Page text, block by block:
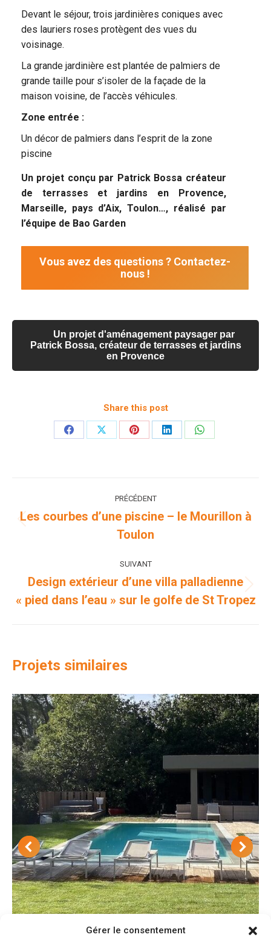
Gérer le consentement
Devant le séjour, trois jardinières coniques avec
des lauriers roses protègent des vues du
voisinage.
La grande jardinière est plantée de palmiers de
grande taille pour s’isoler de la façade de la
maison voisine, de l’accès véhicules.
Zone entrée :
Un décor de palmiers dans l’esprit de la zone
piscine
Un projet conçu par Patrick Bossa créateur
de terrasses et jardins en Provence,
Marseille, pays d’Aix, Toulon…, réalisé par
l’équipe de Bao Garden
Vous avez des questions ? Contactez-
nous !
Un projet d'aménagement paysager par
Patrick Bossa, créateur de terrasses et jardins
en Provence
Share this post
PartagerPartagerPartagerPartagerPartager
de
commentaire
PRÉCÉDENT
précédent
Les courbes d’une piscine – le Mourillon à
Toulon
SUIVANT
similaires
Design extérieur d’une villa palladienne
« pied dans l’eau » sur le golfe de St Tropez
Projets similaires